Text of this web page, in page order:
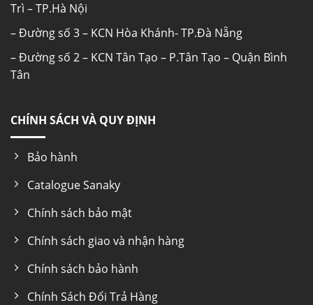
Trì – TP.Hà Nội
– Đường số 3 – KCN Hòa Khánh- TP.Đà Nẵng
– Đường số 2 – KCN Tân Tạo – P.Tân Tạo – Quận Bình
Tân
CHÍNH SÁCH VÀ QUY ĐỊNH
Bảo hành
Catalogue Sanaky
Chính sách bảo mật
Chính sách giao và nhận hàng
Chính sách bảo hành
Chính Sách Đổi Trả Hàng